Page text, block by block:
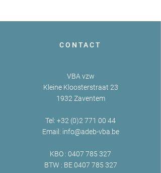
CONTACT
VBA vzw
Kleine Kloosterstraat 23
1932 Zaventem
Tel: +32 (0)2 771 00 44
Email: info@adeb-vba.be
KBO : 0407 785 327
BTW : BE0407 785 327